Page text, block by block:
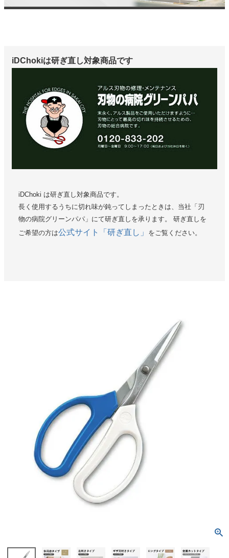
iDChokiは研ぎ直し対象商品です
iDChoki は研ぎ直し対象商品です。
長く使用するうちに切れ味が鈍ってしまったときは、当社「刃
物の病院グリーンパパ」にて研ぎ直しを承ります。 研ぎ直しを
ご希望の方は公式サイト「研ぎ直し」 をご覧ください。